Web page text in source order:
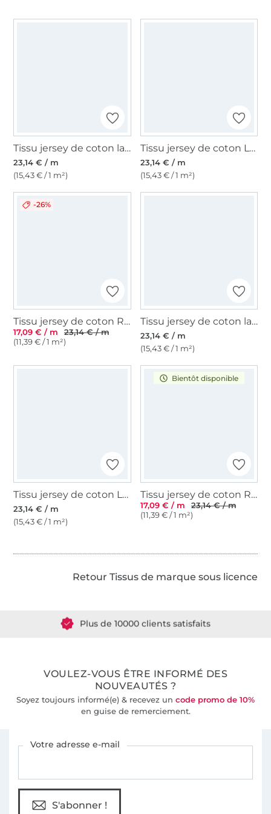
Tissu jersey de coton la Reine des Neiges Frozen 2 Elsa et Anna, pourpre
23,14 € / m
(15,43 € / 1 m²)
Tissu jersey de coton La Reine des neiges Elsa, impression numérique, turquoise
23,14 € / m
(15,43 € / 1 m²)
-26%
Tissu jersey de coton Reine des neiges Frozen, impression numérique, rose
17,09 € / m
23,14 € / m
(11,39 € / 1 m²)
Tissu jersey de coton la Reine des Neiges Frozen 2 Olaf, bleu clair
23,14 € / m
(15,43 € / 1 m²)
Tissu jersey de coton La Reine des neiges Elsa, impression numérique, rose
23,14 € / m
(15,43 € / 1 m²)
Bientôt disponible
Tissu jersey de coton Reine des neiges Frozen, impression numérique, bleu
17,09 € / m
23,14 € / m
(11,39 € / 1 m²)
Retour Tissus de marque sous licence
Plus de 1.8 millions de mètres de tissu en stock
VOULEZ-VOUS ÊTRE INFORMÉ DES
NOUVEAUTÉS ?
Soyez toujours informé(e) & recevez un code promo de 10%
en guise de remerciement.
Votre adresse e-mail
S'abonner !